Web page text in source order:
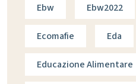
Ebw Ebw2022
Ecomafie Eda
Educazione Alimentare